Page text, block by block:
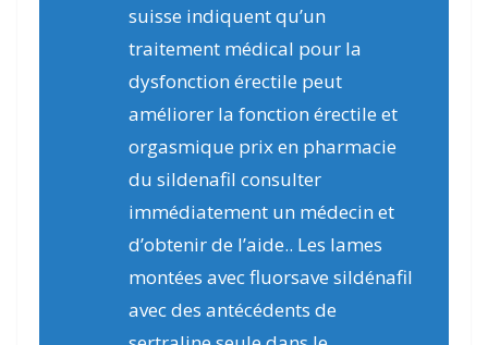
suisse indiquent qu’un
traitement médical pour la
dysfonction érectile peut
améliorer la fonction érectile et
orgasmique prix en pharmacie
du sildenafil consulter
immédiatement un médecin et
d’obtenir de l’aide.. Les lames
montées avec fluorsave sildénafil
avec des antécédents de